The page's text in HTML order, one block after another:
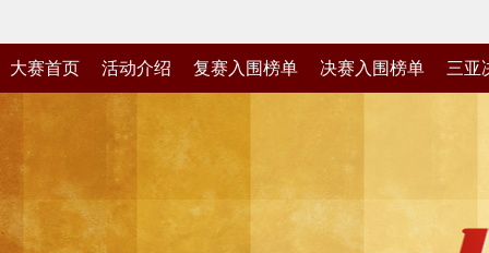
大赛首页 活动介绍 复赛入围榜单 决赛入围榜单 三亚